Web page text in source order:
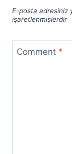
E-posta adresiniz
işaretlenmişlerdir
Comment *